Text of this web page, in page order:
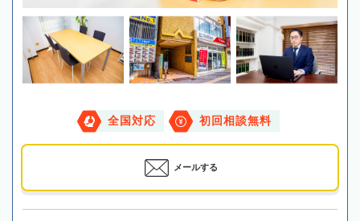
全国対応 初回相談無料
メールする